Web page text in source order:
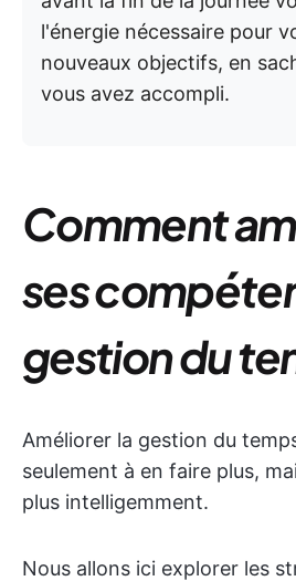
l'énergie nécessaire pour
nouveaux objectifs, en
vous avez accompli.
Comment
ses
gestion du
Améliorer la gestion du
seulement à en faire plus,
plus intelligemment.
Nous allons ici explorer les